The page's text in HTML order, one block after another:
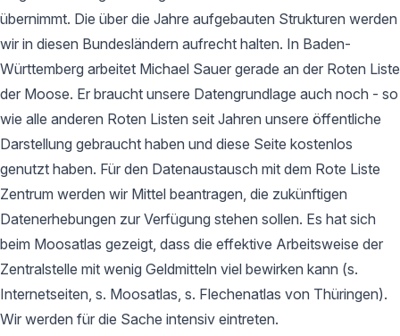
übernimmt. Die über die Jahre aufgebauten Strukturen werden
wir in diesen Bundesländern aufrecht halten. In Baden-
Württemberg arbeitet Michael Sauer gerade an der Roten Liste
der Moose. Er braucht unsere Datengrundlage auch noch - so
wie alle anderen Roten Listen seit Jahren unsere öffentliche
Darstellung gebraucht haben und diese Seite kostenlos
genutzt haben. Für den Datenaustausch mit dem Rote Liste
Zentrum werden wir Mittel beantragen, die zukünftigen
Datenerhebungen zur Verfügung stehen sollen. Es hat sich
beim Moosatlas gezeigt, dass die effektive Arbeitsweise der
Zentralstelle mit wenig Geldmitteln viel bewirken kann (s.
Internetseiten, s. Moosatlas, s. Flechenatlas von Thüringen).
Wir werden für die Sache intensiv eintreten.